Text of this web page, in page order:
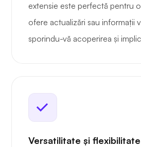
extensie este perfectă pentru
ofere actualizări sau informații
sporindu-vă acoperirea și
Versatilitate și flexibilitate